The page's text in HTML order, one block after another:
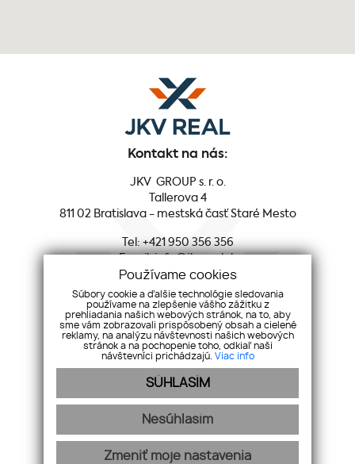
Kontakt na nás:
JKV GROUP s. r. o.
Tallerova 4
811 02 Bratislava - mestská časť Staré Mesto
Tel:+421 950 356 356
Sociálne siete:
Facebook
Youtube
Instagram
LinkedIn
NEHNUTEĽNOSTÍ
KÚPA
KARIÉRA BLOG KONTAKT GDPR COOKIES
Používame cookies
Súbory cookie a ďalšie technológie sledovania
používame na zlepšenie vášho zážitku z
prehliadania našich webových stránok, na to, aby
sme vám zobrazovali prispôsobený obsah a cielené
reklamy, na analýzu návštevnosti našich webových
stránok a na pochopenie toho, odkiaľ naši
návštevníci prichádzajú. Viac info
SÚHLASÍM
Nesúhlasím
Zmeniť moje nastavenia